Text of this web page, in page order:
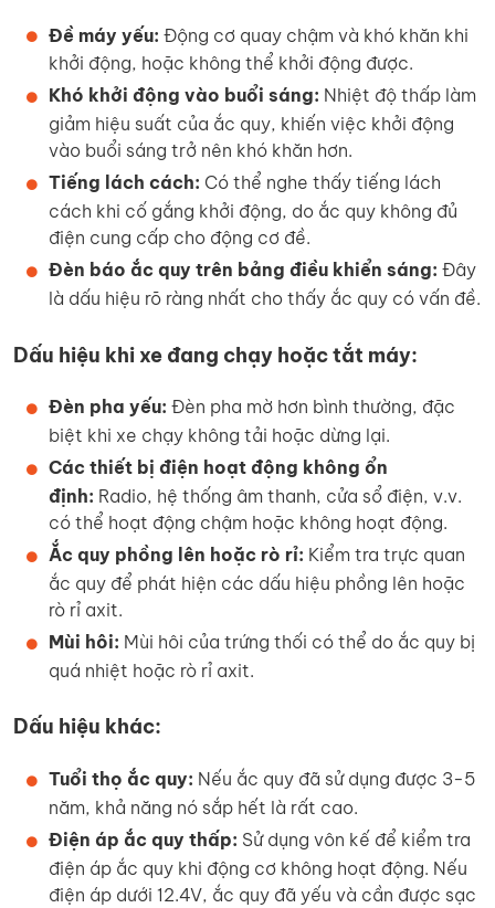
Đề máy yếu: Động cơ quay chậm và khó khăn khi
khởi động, hoặc không thể khởi động được.
Khó khởi động vào buổi sáng: Nhiệt độ thấp làm
giảm hiệu suất của ắc quy, khiến việc khởi động
vào buổi sáng trở nên khó khăn hơn.
Tiếng lách cách: Có thể nghe thấy tiếng lách
cách khi cố gắng khởi động, do ắc quy không đủ
điện cung cấp cho động cơ đề.
Đèn báo ắc quy trên bảng điều khiển sáng: Đây
là dấu hiệu rõ ràng nhất cho thấy ắc quy có vấn đề.
Dấu hiệu khi xe đang chạy hoặc tắt máy:
Đèn pha yếu: Đèn pha mờ hơn bình thường, đặc
biệt khi xe chạy không tải hoặc dừng lại.
Các thiết bị điện hoạt động không ổn
định: Radio, hệ thống âm thanh, cửa sổ điện, v.v.
có thể hoạt động chậm hoặc không hoạt động.
Ắc quy phồng lên hoặc rò rỉ: Kiểm tra trực quan
ắc quy để phát hiện các dấu hiệu phồng lên hoặc
rò rỉ axit.
Mùi hôi: Mùi hôi của trứng thối có thể do ắc quy bị
quá nhiệt hoặc rò rỉ axit.
Dấu hiệu khác:
Tuổi thọ ắc quy: Nếu ắc quy đã sử dụng được 3-5
năm, khả năng nó sắp hết là rất cao.
Điện áp ắc quy thấp: Sử dụng vôn kế để kiểm tra
điện áp ắc quy khi động cơ không hoạt động. Nếu
điện áp dưới 12.4V, ắc quy đã yếu và cần được sạc